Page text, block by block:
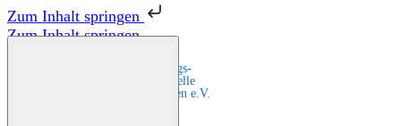
Zum Inhalt springen
Zum Inhalt springen
Zentrale Bildungs-
und Beratungsstelle
für Migrant:innen e.V.